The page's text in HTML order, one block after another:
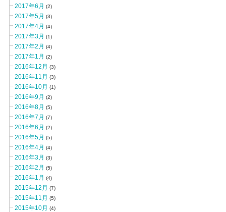
2017年6月 (2)
2017年5月 (3)
2017年4月 (4)
2017年3月 (1)
2017年2月 (4)
2017年1月 (2)
2016年12月 (3)
2016年11月 (3)
2016年10月 (1)
2016年9月 (2)
2016年8月 (5)
2016年7月 (7)
2016年6月 (2)
2016年5月 (5)
2016年4月 (4)
2016年3月 (3)
2016年2月 (5)
2016年1月 (4)
2015年12月 (7)
2015年11月 (5)
2015年10月 (4)